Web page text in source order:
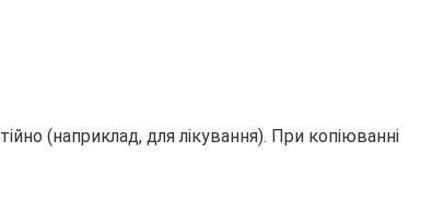
(наприклад, для лікування). При копіюванні